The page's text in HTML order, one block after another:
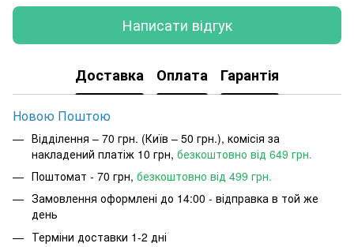
Написати відгук
Доставка Оплата Гарантія
Новою Поштою
Відділення – 70 грн. (Київ – 50 грн.), комісія за
накладений платіж 10 грн, безкоштовно від 649 грн.
Поштомат - 70 грн, безкоштовно від 499 грн.
Замовлення оформлені до 14:00 - відправка в той же
день
Терміни доставки 1-2 дні